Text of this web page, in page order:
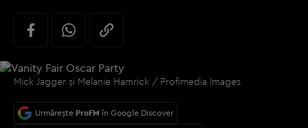
Mick Jagger și Melanie Hamrick / Profimedia Images
Urmărește ProFM în Google Discover